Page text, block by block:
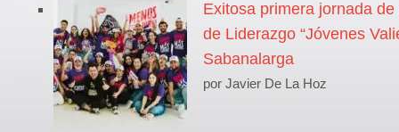
Exitosa primera jornada
de Liderazgo “Jóvenes
Sabanalarga
por Javier De La Hoz